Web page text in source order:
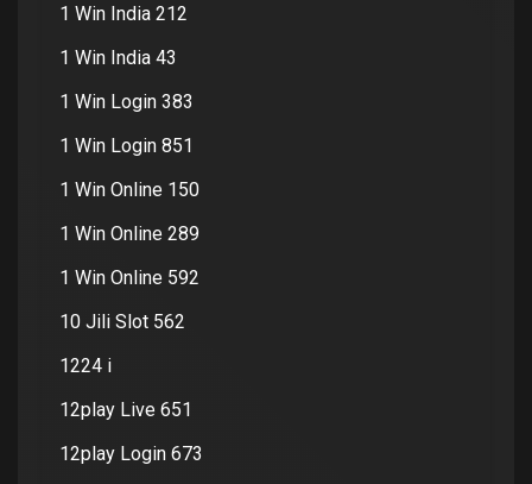
1 Win India 212
1 Win India 43
1 Win Login 383
1 Win Login 851
1 Win Online 150
1 Win Online 289
1 Win Online 592
10 Jili Slot 562
1224 i
12play Live 651
12play Login 673